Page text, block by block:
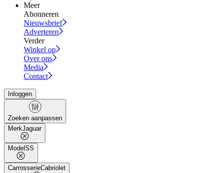
Meer
Abonneren
Nieuwsbrief
Adverteren
Verder
Winkel op
Over ons
Media
Contact
Inloggen
Zoeken aanpassen
MerkJaguar
Model SS
CarrosserieCabriolet